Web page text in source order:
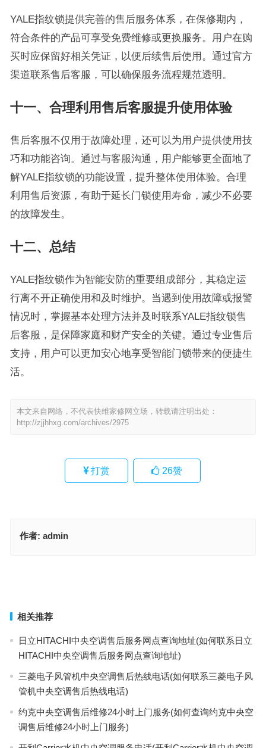
YALE指纹锁提供完善的售后服务体系，在保修期内，
符合条件的产品可享受免费维修或更换服务。用户在购
买时应保留好相关凭证，以便后续售后使用。通过官方
渠道联系售后客服，可以确保服务流程规范透明。
十一、合理利用售后客服提升使用体验
售后客服不仅用于故障处理，还可以为用户提供使用技
巧和功能咨询。通过与客服沟通，用户能够更全面地了
解YALE指纹锁的功能设置，提升整体使用体验。合理
利用售后资源，有助于延长门锁使用寿命，减少不必要
的故障发生。
十二、总结
YALE指纹锁作为智能安防的重要组成部分，其稳定运
行离不开正确使用和及时维护。当遇到使用故障或报警
情况时，掌握基本处理方法并及时联系YALE指纹锁售
后客服，是保障家庭和财产安全的关键。通过专业售后
支持，用户可以更加安心地享受智能门锁带来的便捷生
活。
本文来自网络，不代表快维家修网立场，转载请注明出处：
http://zjjhhxg.com/archives/2975
打赏 26赞
作者: admin
相关推荐
日立HITACHI中央空调售后服务网点查询地址(如何联系日立
HITACHI中央空调售后服务网点查询地址)
三菱电子风管机中央空调售后热线电话(如何联系三菱电子风
管机中央空调售后热线电话)
约克中央空调售后维修24小时上门服务(如何查询约克中央空
调售后维修24小时上门服务)